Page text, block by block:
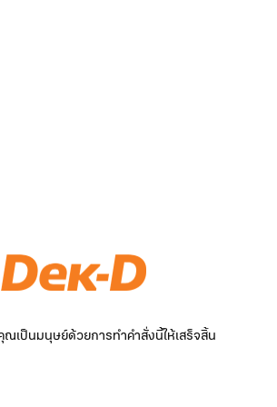
ณเป็นมนุษย์ด้วยการทำคำสั่งนี้ให้เสร็จสิ้น